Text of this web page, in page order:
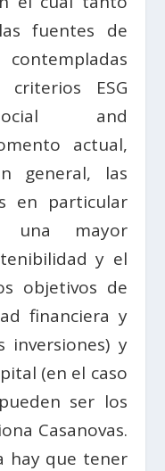
fuentes de
ESG
and
actual,
general, las
en particular
una mayor
y el
objetivos de
financiera y
inversiones) y
(en el caso
ser los
Casanovas.
hay que tener